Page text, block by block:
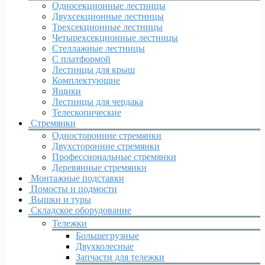
Односекционные лестницы
Двухсекционные лестницы
Трехсекционные лестницы
Четырехсекционные лестницы
Стеллажные лестницы
С платформой
Лестницы для крыш
Комплектующие
Ящики
Лестницы для чердака
Телескопические
Стремянки
Односторонние стремянки
Двухсторонние стремянки
Профессиональные стремянки
Деревянные стремянки
Монтажные подставки
Помосты и подмости
Вышки и туры
Складское оборудование
Тележки
Большегрузные
Двухколесные
Запчасти для тележки